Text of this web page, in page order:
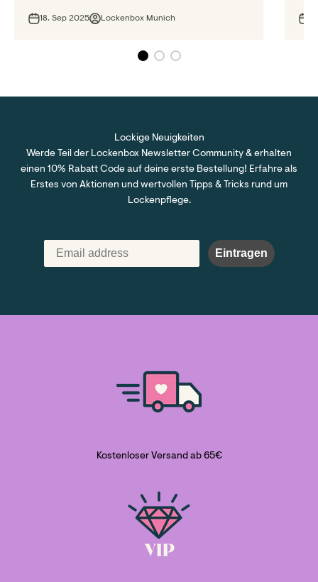
18. Sep 2025 Lockenbox Munich
Lockige Neuigkeiten
Werde Teil der Lockenbox Newsletter Community & erhalten
einen 10% Rabatt Code auf deine erste Bestellung! Erfahre als
Erstes von Aktionen und wertvollen Tipps & Tricks rund um
Lockenpflege.
Eintragen
Kostenloser Versand ab 65€